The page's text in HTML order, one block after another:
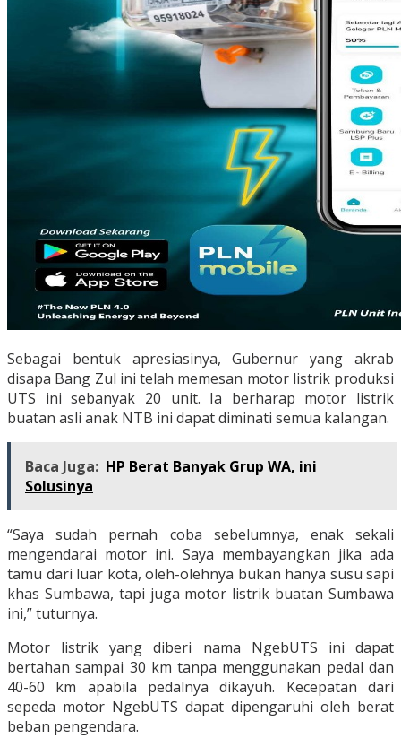
Sebagai bentuk apresiasinya, Gubernur yang akrab
disapa Bang Zul ini telah memesan motor listrik produksi
UTS ini sebanyak 20 unit. Ia berharap motor listrik
buatan asli anak NTB ini dapat diminati semua kalangan.
Baca Juga: HP Berat Banyak Grup WA, ini
Solusinya
“Saya sudah pernah coba sebelumnya, enak sekali
mengendarai motor ini. Saya membayangkan jika ada
tamu dari luar kota, oleh-olehnya bukan hanya susu sapi
khas Sumbawa, tapi juga motor listrik buatan Sumbawa
ini,” tuturnya.
Motor listrik yang diberi nama NgebUTS ini dapat
bertahan sampai 30 km tanpa menggunakan pedal dan
40-60 km apabila pedalnya dikayuh. Kecepatan dari
sepeda motor NgebUTS dapat dipengaruhi oleh berat
beban pengendara.